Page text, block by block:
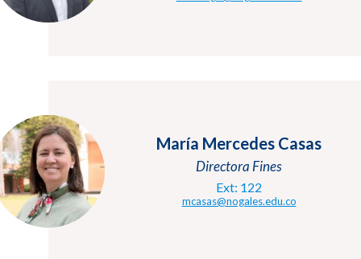
María Mercedes Casas
Directora Fines
Ext: 122
mcasas@nogales.edu.co